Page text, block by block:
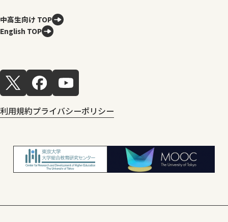
中高生向け TOP
English TOP
利用規約プライバシーポリシー